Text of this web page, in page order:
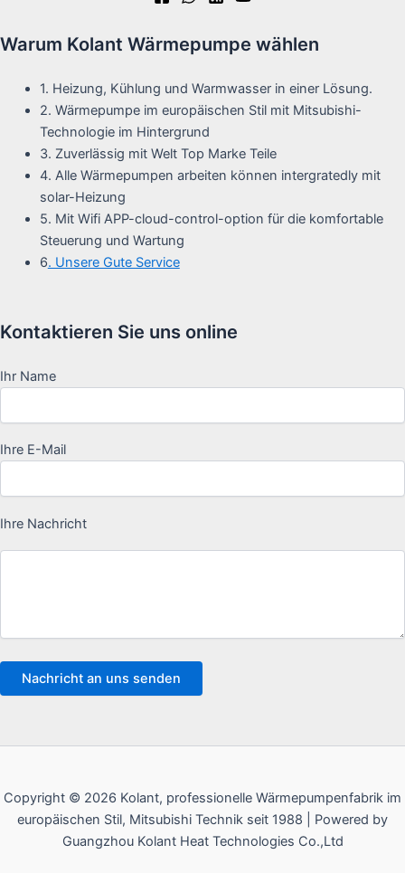
Warum Kolant Wärmepumpe wählen
1. Heizung, Kühlung und Warmwasser in einer Lösung.
2. Wärmepumpe im europäischen Stil mit Mitsubishi-
Technologie im Hintergrund
3. Zuverlässig mit Welt Top Marke Teile
4. Alle Wärmepumpen arbeiten können intergratedly mit
solar-Heizung
5. Mit Wifi APP-cloud-control-option für die komfortable
Steuerung und Wartung
6. Unsere Gute Service
Kontaktieren Sie uns online
Ihr Name
Ihre E-Mail
Ihre Nachricht
Copyright © 2026 Kolant, professionelle Wärmepumpenfabrik im
europäischen Stil, Mitsubishi Technik seit 1988 | Powered by
Guangzhou Kolant Heat Technologies Co.,Ltd